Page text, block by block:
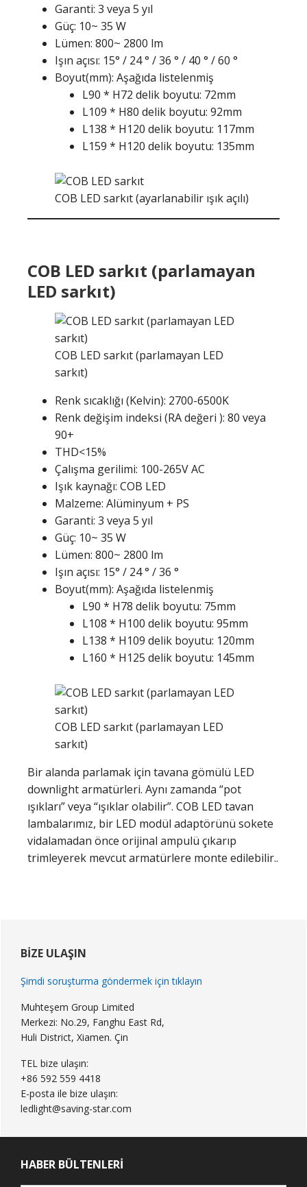
Garanti: 3 veya 5 yıl
Güç: 10~ 35 W
Lümen: 800~ 2800 lm
Işın açısı: 15° / 24 ° / 36 ° / 40 ° / 60 °
Boyut(mm): Aşağıda listelenmiş
L90 * H72 delik boyutu: 72mm
L109 * H80 delik boyutu: 92mm
L138 * H120 delik boyutu: 117mm
L159 * H120 delik boyutu: 135mm
COB LED sarkıt (ayarlanabilir ışık açılı)
COB LED sarkıt (parlamayan
LED sarkıt)
COB LED sarkıt (parlamayan LED
sarkıt)
Renk sıcaklığı (Kelvin): 2700-6500K
Renk değişim indeksi (RA değeri ): 80 veya
90+
THD<15%
Çalışma gerilimi: 100-265V AC
Işık kaynağı: COB LED
Malzeme: Alüminyum + PS
Garanti: 3 veya 5 yıl
Güç: 10~ 35 W
Lümen: 800~ 2800 lm
Işın açısı: 15° / 24 ° / 36 °
Boyut(mm): Aşağıda listelenmiş
L90 * H78 delik boyutu: 75mm
L108 * H100 delik boyutu: 95mm
L138 * H109 delik boyutu: 120mm
L160 * H125 delik boyutu: 145mm
COB LED sarkıt (parlamayan LED
sarkıt)
Bir alanda parlamak için tavana gömülü LED
downlight armatürleri. Aynı zamanda “pot
ışıkları” veya “ışıklar olabilir”. COB LED tavan
lambalarımız, bir LED modül adaptörünü sokete
vidalamadan önce orijinal ampulü çıkarıp
trimleyerek mevcut armatürlere monte edilebilir..
Kenar
Çubuğu
BIZE ULAŞIN
Şimdi soruşturma göndermek için tıklayın
Muhteşem Group Limited
Merkezi: No.29, Fanghu East Rd,
Huli District, Xiamen. Çin
TEL bize ulaşın:
+86 592 559 4418
E-posta ile bize ulaşın:
ledlight@saving-star.com
HABER BÜLTENLERI